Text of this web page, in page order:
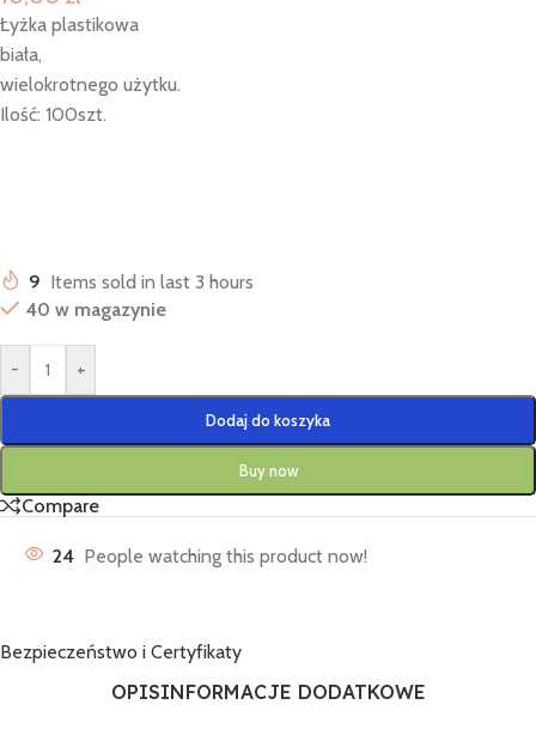
Łyżka plastikowa
biała,
wielokrotnego użytku.
Ilość: 100szt.
9 Items sold in last 3 hours
40 w magazynie
- +
Dodaj do koszyka
Buy now
Compare
24 People watching this product now!
Bezpieczeństwo i Certyfikaty
OPISINFORMACJE DODATKOWE